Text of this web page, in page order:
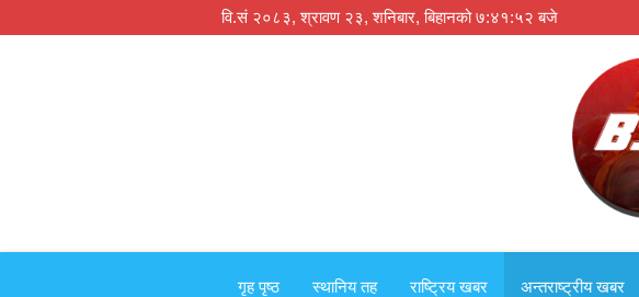
वि.सं २०८३, श्रावण २३, शनिबार,बिहानको ७:४१:५२ बजे
गृह पृष्‍ठ स्थानिय तह राष्ट्रिय खबर अन्तराष्ट्रीय खबर